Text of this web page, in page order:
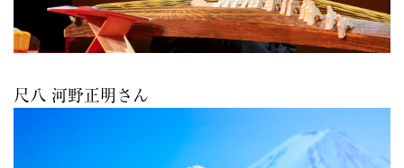
尺八 河野正明さん